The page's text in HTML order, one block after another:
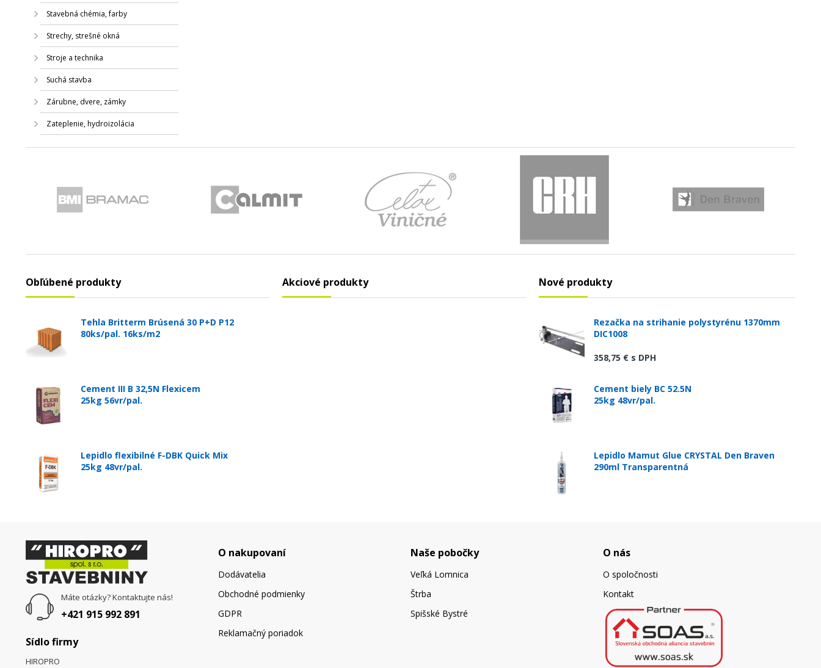
Stavebná chémia, farby
Strechy, strešné okná
Stroje a technika
Suchá stavba
Zárubne, dvere, zámky
Zateplenie, hydroizolácia
Obľúbené produkty
Tehla Britterm Brúsená 30 P+D P12
80ks/pal. 16ks/m2
Cement III B 32,5N Flexicem
25kg 56vr/pal.
Lepidlo flexibilné F-DBK Quick Mix
25kg 48vr/pal.
Akciové produkty Nové produkty
Rezačka na strihanie polystyrénu 1370mm
DIC1008
358,75 € s DPH
Cement biely BC 52.5N
25kg 48vr/pal.
Lepidlo Mamut Glue CRYSTAL Den Braven
290ml Transparentná
Máte otázky? Kontaktujte nás!
+421 915 992 891
Sídlo firmy
HIROPRO
O nakupovaní
Dodávatelia
Obchodné podmienky
GDPR
Reklamačný poriadok
Naše pobočky
Veľká Lomnica
Štrba
Spišské Bystré
O nás
O spoločnosti
Kontakt